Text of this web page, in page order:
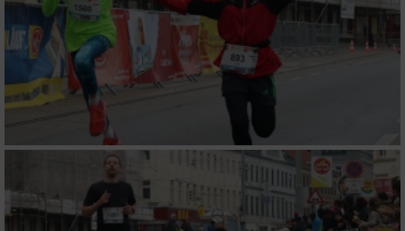
Verwendung genauer Standortdaten
Geräte anhand von aktiv angeforderten
Informationen identifizieren
Nicht-IAB-Verarbeitungszwecke:
Notwendig
Performance